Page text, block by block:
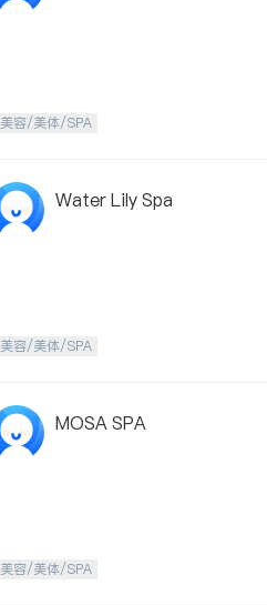
美容/美体/SPA
Water Lily Spa
美容/美体/SPA
MOSA SPA
美容/美体/SPA